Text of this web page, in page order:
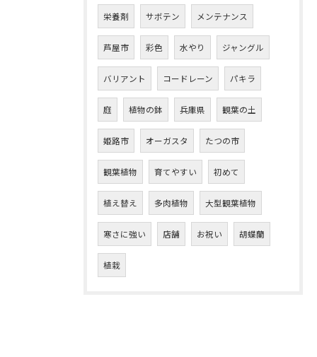
栄養剤 サボテン メンテナンス
芦屋市 彩色 水やり ジャングル
バリアント コードレーン パキラ
庭 植物の鉢 兵庫県 観葉の土
姫路市 オーガスタ たつの市
観葉植物 育てやすい 初めて
植え替え 多肉植物 大型観葉植物
寒さに強い 店舗 お祝い 胡蝶蘭
植栽